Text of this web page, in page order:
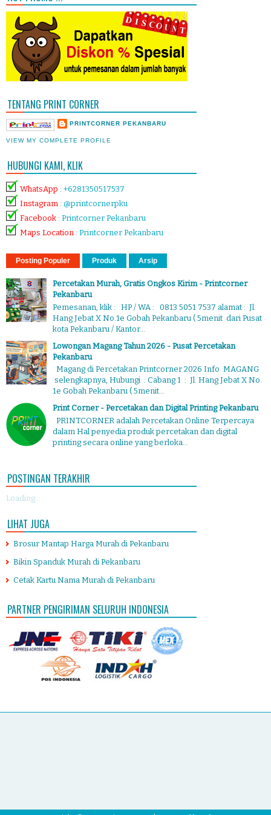
TENTANG PRINT CORNER
PRINTCORNER PEKANBARU
VIEW MY COMPLETE PROFILE
HUBUNGI KAMI, KLIK
WhatsApp : +6281350517537
Instagram : @printcornerpku
Facebook : Printcorner Pekanbaru
Maps Location : Printcorner Pekanbaru
Posting Populer Produk Arsip
Percetakan Murah, Gratis Ongkos Kirim - Printcorner
Pekanbaru
Pemesanan, klik : HP / WA : 0813 5051 7537 alamat : Jl.
Hang Jebat X No.1e Gobah Pekanbaru ( 5menit dari Pusat
kota Pekanbaru / Kantor...
Lowongan Magang Tahun 2026 - Pusat Percetakan
Pekanbaru
Magang di Percetakan Printcorner 2026 Info MAGANG
selengkapnya, Hubungi : Cabang 1 : Jl. Hang Jebat X No.
1e Gobah Pekanbaru ( 5menit...
Print Corner - Percetakan dan Digital Printing Pekanbaru
PRINTCORNER adalah Percetakan Online Terpercaya
dalam Hal penyedia produk percetakan dan digital
printing secara online yang berloka...
POSTINGAN TERAKHIR
Loading...
LIHAT JUGA
Brosur Mantap Harga Murah di Pekanbaru
Bikin Spanduk Murah di Pekanbaru
Cetak Kartu Nama Murah di Pekanbaru
PARTNER PENGIRIMAN SELURUH INDONESIA